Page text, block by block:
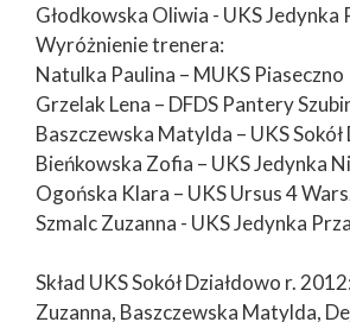
Głodkowska Oliwia - UKS Jedynka
Wyróżnienie trenera:
Natulka Paulina – MUKS Piaseczno
Grzelak Lena – DFDS Pantery
Baszczewska Matylda – UKS Sokół
Bieńkowska Zofia – UKS Jedynka
Ogońska Klara – UKS Ursus 4
Szmalc Zuzanna - UKS Jedynka
Skład UKS Sokół Działdowo r.
Zuzanna, Baszczewska Matylda,